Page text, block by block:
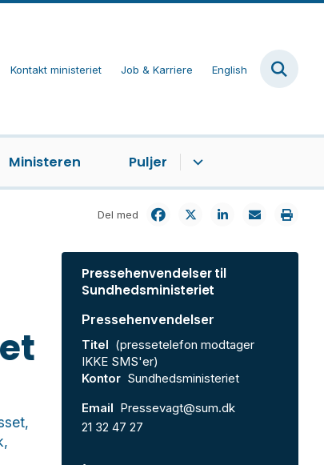
Kontakt ministeriet Job & Karriere English
Ministeren Puljer
Del med
Pressehenvendelser til
Sundhedsministeriet
Pressehenvendelser
Titel (pressetelefon modtager
IKKE SMS'er)
Kontor Sundhedsministeriet
Email Pressevagt@sum.dk
21 32 47 27